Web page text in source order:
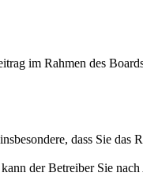
im Rahmen des
dass Sie das
der Betreiber Sie